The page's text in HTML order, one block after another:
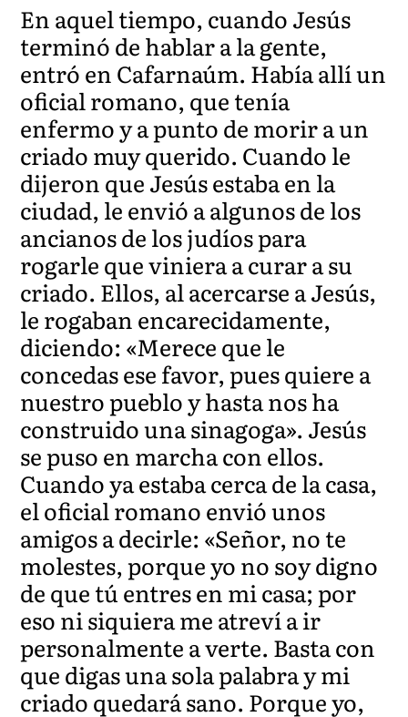
En aquel tiempo, cuando Jesús
terminó de hablar a la gente,
entró en Cafarnaúm. Había allí un
oficial romano, que tenía
enfermo y a punto de morir a un
criado muy querido. Cuando le
dijeron que Jesús estaba en la
ciudad, le envió a algunos de los
ancianos de los judíos para
rogarle que viniera a curar a su
criado. Ellos, al acercarse a Jesús,
le rogaban encarecidamente,
diciendo: «Merece que le
concedas ese favor, pues quiere a
nuestro pueblo y hasta nos ha
construido una sinagoga». Jesús
se puso en marcha con ellos.
Cuando ya estaba cerca de la casa,
el oficial romano envió unos
amigos a decirle: «Señor, no te
molestes, porque yo no soy digno
de que tú entres en mi casa; por
eso ni siquiera me atreví a ir
personalmente a verte. Basta con
que digas una sola palabra y mi
criado quedará sano. Porque yo,